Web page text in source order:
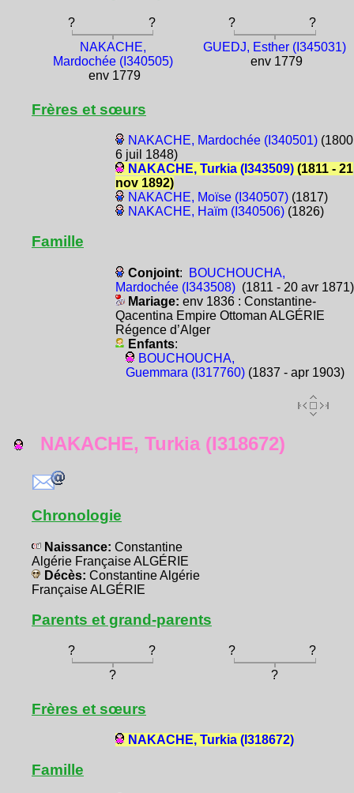
? ? ?
?
NAKACHE,
Mardochée (I340505)
env 1779
GUEDJ, Esther (I345031)
env 1779
Frères et sœurs
NAKACHE, Mardochée (I340501)
6 juil 1848)
NAKACHE, Turkia (I343509)(1811 - 21
nov 1892)
NAKACHE, Moïse (I340507)(1817)
NAKACHE, Haïm (I340506)(1826)
Famille
Conjoint:
BOUCHOUCHA,
Mardochée (I343508)(1811 - 20 avr 1871)
Mariage: env 1836 : Constantine-
Qacentina Empire Ottoman ALGÉRIE
Régence d’Alger
Enfants:
BOUCHOUCHA,
Guemmara (I317760)(1837 - apr 1903)
NAKACHE, Turkia (I318672)
Chronologie
Naissance: Constantine
Algérie Française ALGÉRIE
Décès: Constantine Algérie
Française ALGÉRIE
Parents et grand-parents
? ? ?
?
?
?
Frères et sœurs
NAKACHE, Turkia (I318672)
Famille